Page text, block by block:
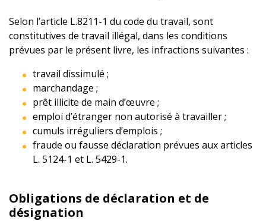
Selon l’article L.8211-1 du code du travail, sont
constitutives de travail illégal, dans les conditions
prévues par le présent livre, les infractions suivantes :
travail dissimulé ;
marchandage ;
prêt illicite de main d’œuvre ;
emploi d’étranger non autorisé à travailler ;
cumuls irréguliers d’emplois ;
fraude ou fausse déclaration prévues aux articles
L. 5124-1 et L. 5429-1.
Obligations de déclaration et de
désignation